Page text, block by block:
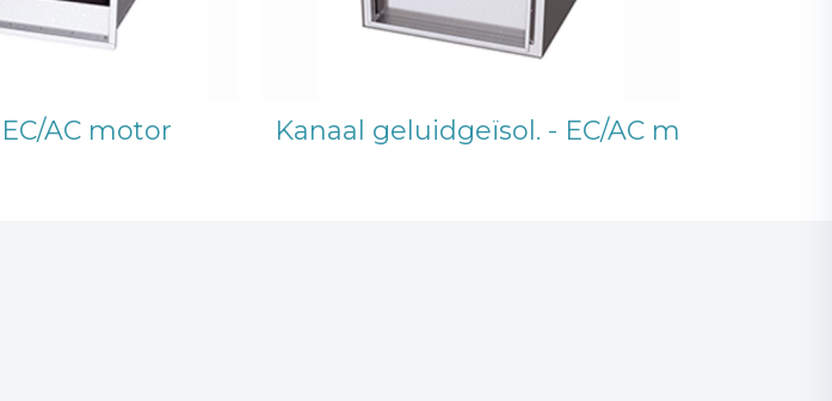
AC motor Kanaal geluidgeïsol. - EC/AC motor